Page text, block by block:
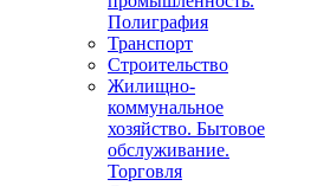
Полиграфия
Транспорт
Строительство
Жилищно-
коммунальное
хозяйство. Бытовое
обслуживание.
Торговля